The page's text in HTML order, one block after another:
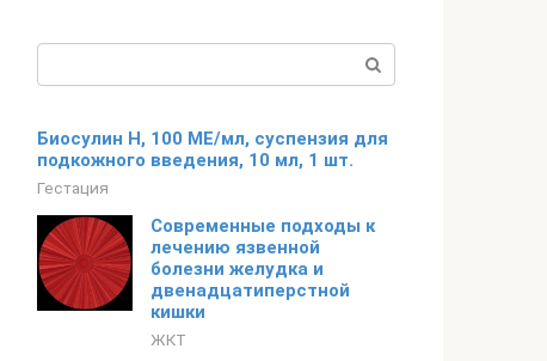
Биосулин Н, 100 МЕ/мл, суспензия для
подкожного введения, 10 мл, 1 шт.
Гестация
Современные подходы к
лечению язвенной
болезни желудка и
двенадцатиперстной
кишки
ЖКТ